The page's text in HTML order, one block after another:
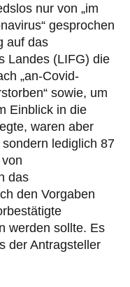
nur von „im
gesprochen
auf das
Landes (LIFG) die
„an-Covid-
sowie, um
Einblick in die
waren aber
lediglich 87
das
den Vorgaben
werden sollte. Es
der Antragsteller